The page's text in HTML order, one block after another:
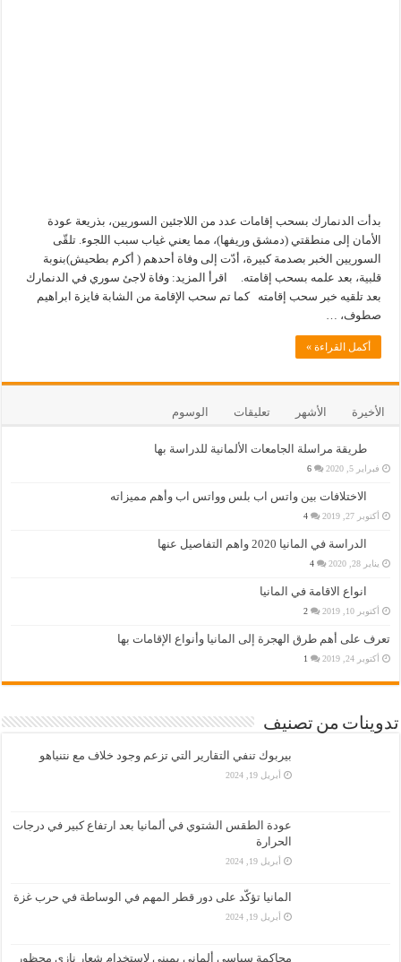
بدأت الدنمارك بسحب إقامات عدد من اللاجئين السوريين، بذريعة عودة
الأمان إلى منطقتي (دمشق وريفها)، مما يعني غياب سبب اللجوء. تلقّى
السوريين الخبر بصدمة كبيرة، أدّت إلى وفاة أحدهم ( أكرم بطحيش)بنوبة
قلبية، بعد علمه بسحب إقامته. اقرأ المزيد: وفاة لاجئ سوري في الدنمارك
بعد تلقيه خبر سحب إقامته كما تم سحب الإقامة من الشابة فايزة ابراهيم
صطوف، …
أكمل القراءة »
الأخيرة الأشهر تعليقات الوسوم
طريقة مراسلة الجامعات الألمانية للدراسة بها
فبراير 5, 2020 6
الاختلافات بين واتس اب بلس وواتس اب وأهم مميزاته
أكتوبر 27, 2019 4
الدراسة في المانيا 2020 واهم التفاصيل عنها
يناير 28, 2020 4
انواع الاقامة في المانيا
أكتوبر 10, 2019 2
تعرف على أهم طرق الهجرة إلى المانيا وأنواع الإقامات بها
أكتوبر 24, 2019 1
تدوينات من تصنيف
بيربوك تنفي التقارير التي تزعم وجود خلاف مع نتنياهو
أبريل 19, 2024
عودة الطقس الشتوي في ألمانيا بعد ارتفاع كبير في درجات
الحرارة
أبريل 19, 2024
المانيا تؤكّد على دور قطر المهم في الوساطة في حرب غزة
أبريل 19, 2024
محاكمة سياسي ألماني يميني لاستخدام شعار نازي محظور